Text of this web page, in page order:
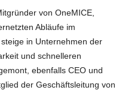
von OneMICE,
Abläufe im
in Unternehmen der
und schnelleren
ebenfalls CEO und
der Geschäftsleitung von